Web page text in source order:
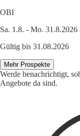
OBI
Sa. 1.8. - Mo. 31.8.2026
Gültig bis 31.08.2026
Mehr Prospekte
Werde benachrichtigt,
Angebote da sind.